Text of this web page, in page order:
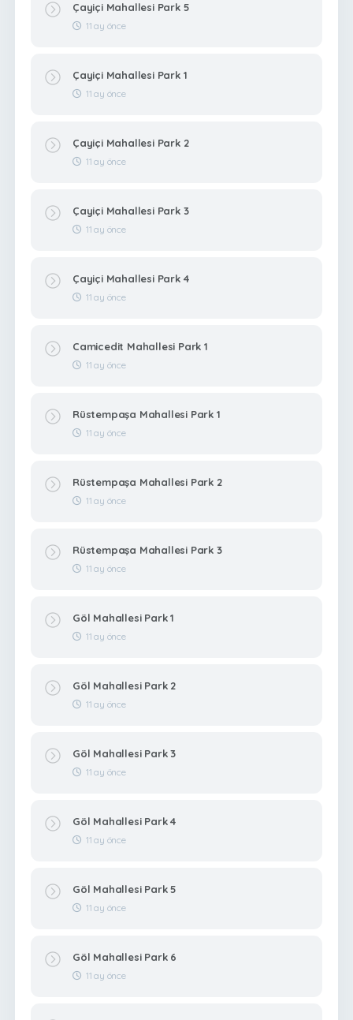
Çayiçi Mahallesi Park 5
11 ay önce
Çayiçi Mahallesi Park 1
11 ay önce
Çayiçi Mahallesi Park 2
11 ay önce
Çayiçi Mahallesi Park 3
11 ay önce
Çayiçi Mahallesi Park 4
11 ay önce
Camicedit Mahallesi Park 1
11 ay önce
Rüstempaşa Mahallesi Park 1
11 ay önce
Rüstempaşa Mahallesi Park 2
11 ay önce
Rüstempaşa Mahallesi Park 3
11 ay önce
Göl Mahallesi Park 1
11 ay önce
Göl Mahallesi Park 2
11 ay önce
Göl Mahallesi Park 3
11 ay önce
Göl Mahallesi Park 4
11 ay önce
Göl Mahallesi Park 5
11 ay önce
Göl Mahallesi Park 6
11 ay önce